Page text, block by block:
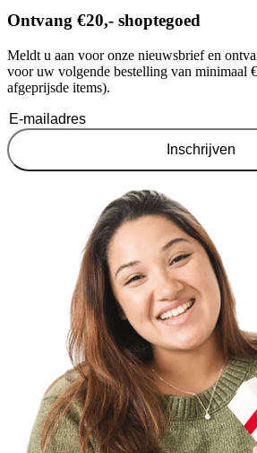
Ontvang €20,- shoptegoed
Meldt u aan voor onze nieuwsbrief en
voor uw volgende bestelling van minimaal
afgeprijsde items).
Inschrijven